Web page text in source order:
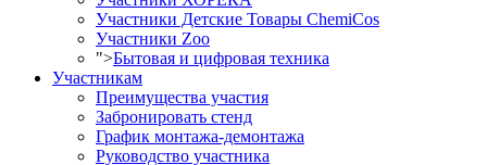
Участники Детские Товары ChemiCos
Участники Zoo
">Бытовая и цифровая техника
Участникам
Преимущества участия
Забронировать стенд
График монтажа-демонтажа
Руководство участника